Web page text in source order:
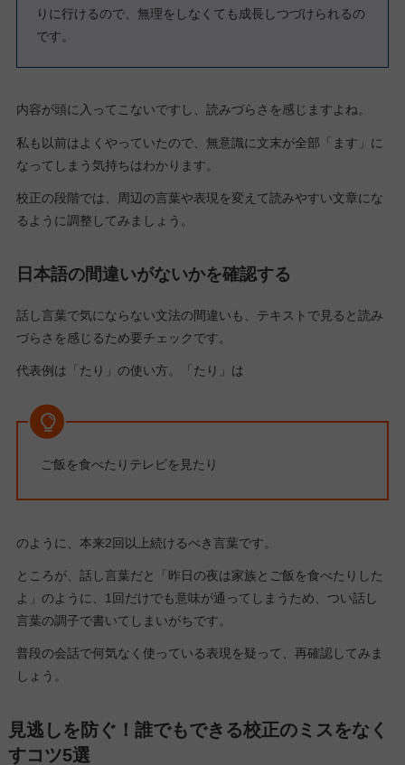
りに行けるので、無理をしなくても成長しつづけられるの
です。
内容が頭に入ってこないですし、読みづらさを感じますよね。
私も以前はよくやっていたので、無意識に文末が全部「ます」に
なってしまう気持ちはわかります。
校正の段階では、周辺の言葉や表現を変えて読みやすい文章にな
るように調整してみましょう。
日本語の間違いがないかを確認する
話し言葉で気にならない文法の間違いも、テキストで見ると読み
づらさを感じるため要チェックです。
代表例は「たり」の使い方。「たり」は
ご飯を食べたりテレビを見たり
のように、本来2回以上続けるべき言葉です。
ところが、話し言葉だと「昨日の夜は家族とご飯を食べたりした
よ」のように、1回だけでも意味が通ってしまうため、つい話し
言葉の調子で書いてしまいがちです。
普段の会話で何気なく使っている表現を疑って、再確認してみま
しょう。
見逃しを防ぐ！誰でもできる校正のミスをなく
すコツ5選